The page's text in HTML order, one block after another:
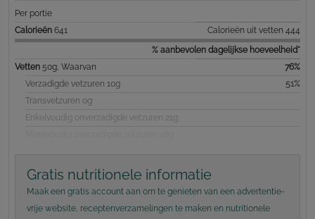
Per portie
Calorieën 641
Calorieën uit vetten 444
% aanbevolen dagelijkse hoeveelheid*
Vetten 50g, Waarvan
76%
Verzadigde vetzuren 10g
51%
Transvetzuren 0g
Enkelvoudig onverzadigde vetzuren 21g
Gratis nutritionele informatie
Maak een gratis account aan om te genieten van een advertentie-
vrije website, receptenverzamelingen te maken en nutritionele